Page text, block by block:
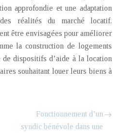
approfondie et une adaptation
réalités du marché locatif.
être envisagées pour améliorer
la construction de logements
dispositifs d’aide à la location
souhaitant louer leurs biens à
Fonctionnement d’un
syndic bénévole dans une